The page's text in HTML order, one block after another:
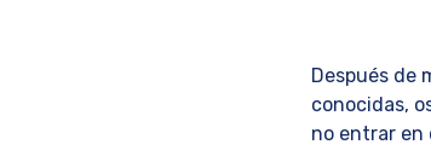
Después de
conocidas,
no entrar en